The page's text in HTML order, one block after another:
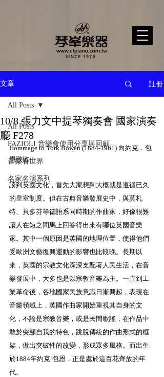
文章 註冊
All Posts
FAZIOLI 音樂會使用分享與回顧
音樂看世界
名家名演系列
All Posts
10/8 張力文中提琴獨奏會 國家演奏
廳 F278
Hommage to York Bowen (1884-1961) 向約克．包
恩致敬
談到英國文化，首先大家想到大概就是遵循已久
的皇室制度。但在古典音樂發展史中，與莫札
特、貝多芬等德語系同時期的作曲家，好像很難
讓人在短之間馬上回答得出來有哪位英國音樂
家。其中一個原因是英國的地理位置，使得他們
受歐洲文藝復興運動的影響也比較晚。長期以
來，英國的宗教文化深深支配著人民生活，在音
樂發展中，大多也是以宗教音樂為主。一直到工
業革命後，各地國家民族意識日漸興起，表現在
音樂領域上，英國作曲家開始重視其自身的文
化，不論是宗教音樂，或是民間歌謠，在作品中
敢於突顯自我的特色，跳脫傳統的作曲形式的框
架，做出突破性的改變，形成眾多風格。而出生
於1884年約克˙包恩，正是處於這百花齊放的年
代。